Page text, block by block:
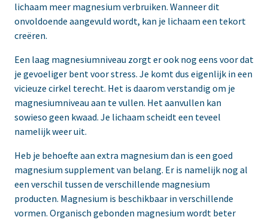
lichaam meer magnesium verbruiken. Wanneer dit
onvoldoende aangevuld wordt, kan je lichaam een tekort
creëren.
Een laag magnesiumniveau zorgt er ook nog eens voor dat
je gevoeliger bent voor stress. Je komt dus eigenlijk in een
vicieuze cirkel terecht. Het is daarom verstandig om je
magnesiumniveau aan te vullen. Het aanvullen kan
sowieso geen kwaad. Je lichaam scheidt een teveel
namelijk weer uit.
Heb je behoefte aan extra magnesium dan is een goed
magnesium supplement van belang. Er is namelijk nog al
een verschil tussen de verschillende magnesium
producten. Magnesium is beschikbaar in verschillende
vormen. Organisch gebonden magnesium wordt beter